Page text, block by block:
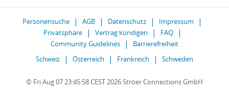
Personensuche AGB Datenschutz
Impressum
Privatsphäre
Vertrag kündigen
FAQ
Community Guidelines
Barrierefreiheit
Schweiz
Österreich Frankreich Schweden
© Fri Aug 07 23:45:58 CEST 2026 Ströer Connections GmbH